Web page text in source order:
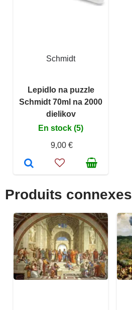
Schmidt
Lepidlo na puzzle
Schmidt 70ml na 2000
dielikov
En stock (5)
9,00 €
Produits connexes